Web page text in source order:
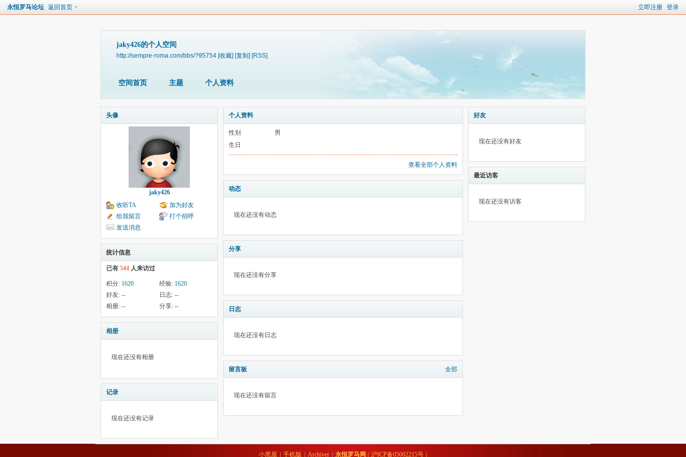
立即注册 登录
永恒罗马论坛 返回首页
jaky426的个人空间
http://sempre-roma.com/bbs/?95754 [收藏] [复制] [RSS]
空间首页 主题 个人资料
头像
jaky426
收听TA
加为好友
给我留言
打个招呼
发送消息
统计信息
已有 544 人来访过
积分: 1620 经验: 1620
好友: -- 日志: --
相册: -- 分享: --
相册
现在还没有相册
记录
现在还没有记录
个人资料
性别
男
生日
查看全部个人资料
动态
现在还没有动态
分享
现在还没有分享
日志
现在还没有日志
留言板 全部
现在还没有留言
好友
现在还没有好友
最近访客
现在还没有访客
小黑屋 手机版 Archiver 永恒罗马网 ( 沪ICP备05002215号 )